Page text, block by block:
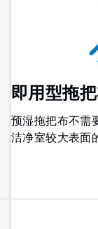
即用型拖
预湿拖把布不需
洁净室较大表面